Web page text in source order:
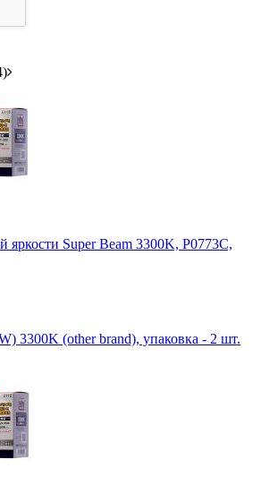
Super Beam 3300K, P0773C,
3300K (other brand), упаковка - 2 шт.